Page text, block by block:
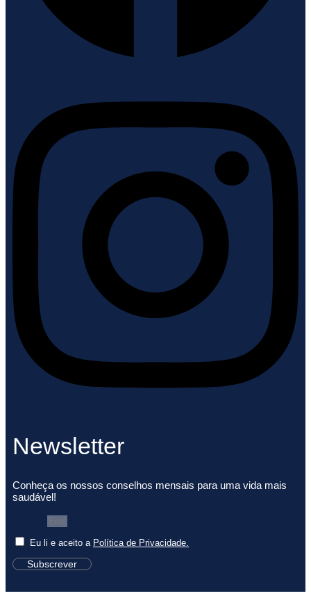
Newsletter
Conheça os nossos conselhos mensais para uma vida mais
saudável!
Eu li e aceito a Política de Privacidade.
Subscrever